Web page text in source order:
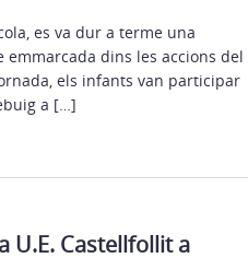
es va dur a terme una
dins les accions del
els infants van participar
a […]
U.E. Castellfollit a